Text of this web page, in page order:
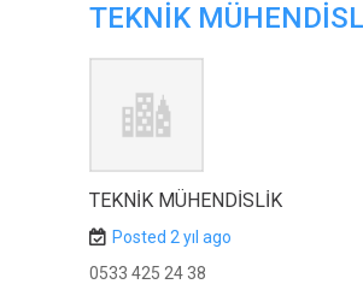
TEKNİK
TEKNİK MÜHENDİSLİK
Posted 2 yıl ago
0533 425 24 38